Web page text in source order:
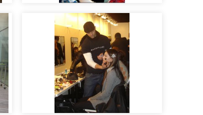
Maquillaje para moda y
Pasarela